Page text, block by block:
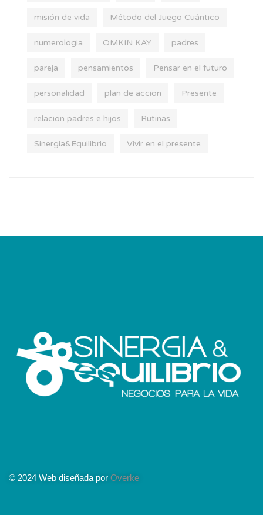
misión de vida Método del Juego Cuántico
numerologia OMKIN KAY padres
pareja pensamientos Pensar en el futuro
personalidad plan de accion Presente
relacion padres e hijos Rutinas
Sinergia&Equilibrio Vivir en el presente
© 2024 Web diseñada por Overke